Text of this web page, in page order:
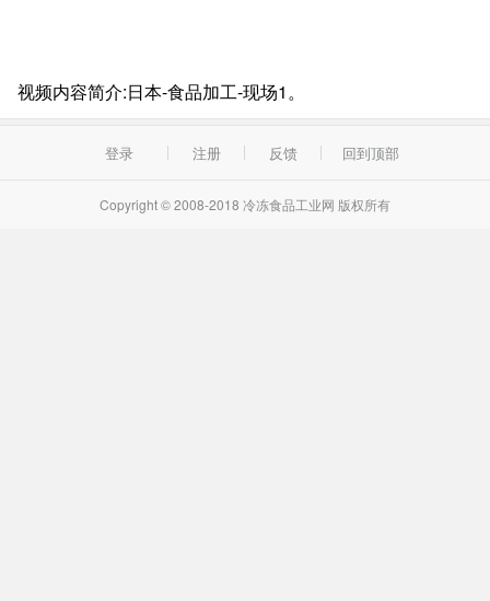
视频内容简介:日本-食品加工-现场1。
登录 注册 反馈 回到顶部
Copyright © 2008-2018 冷冻食品工业网 版权所有